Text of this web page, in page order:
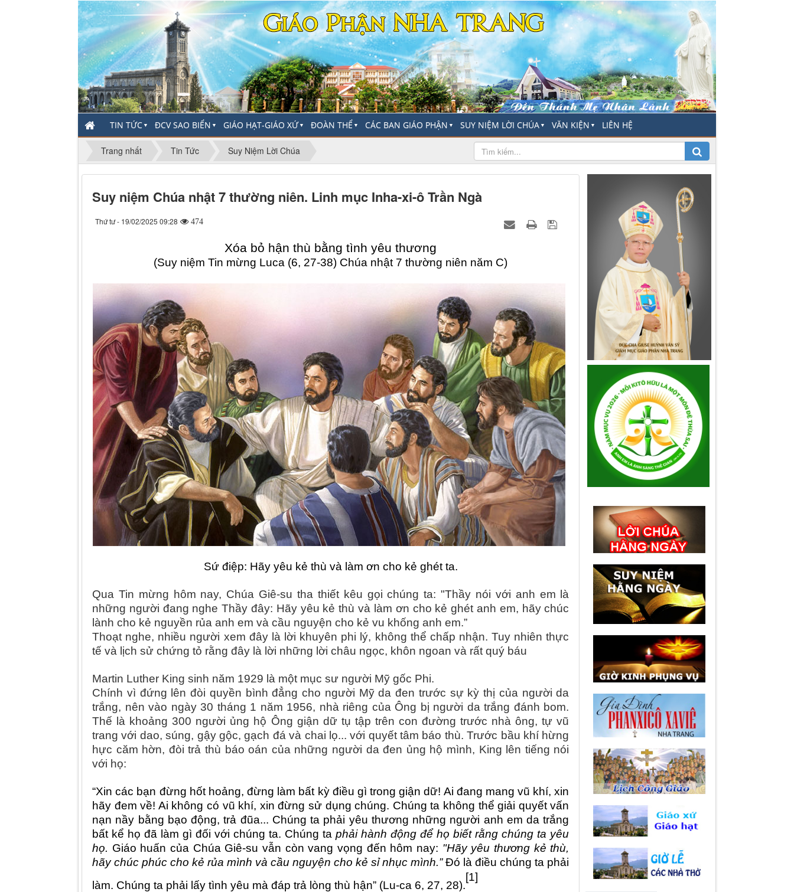
TIN TỨC ▼ ĐCV SAO BIỂN ▼ GIÁO HẠT-GIÁO XỨ▼ ĐOÀN THỂ ▼ CÁC BAN GIÁO PHẬN ▼ SUY NIỆM LỜI CHÚA ▼ VĂN KIỆN ▼ LIÊN HỆ
Trang nhất Tin Tức Suy Niệm Lời Chúa
Suy niệm Chúa nhật 7 thường niên. Linh mục Inha-xi-ô Trần Ngà
Thứ tư - 19/02/2025 09:28 474
Xóa bỏ hận thù bằng tình yêu thương
(Suy niệm Tin mừng Luca (6, 27-38) Chúa nhật 7 thường niên năm C)
Sứ điệp: Hãy yêu kẻ thù và làm ơn cho kẻ ghét ta.
Qua Tin mừng hôm nay, Chúa Giê-su tha thiết kêu gọi chúng ta:"Thầy nói với anh em là
những người đang nghe Thầy đây: Hãy yêu kẻ thù và làm ơn cho kẻ ghét anh em, hãy chúc
lành cho kẻ nguyền rủa anh em và cầu nguyện cho kẻ vu khống anh em.”
Thoạt nghe, nhiều người xem đây là lời khuyên phi lý, không thể chấp nhận. Tuy nhiên thực
tế và lịch sử chứng tỏ rằng đây là lời những lời châu ngọc, khôn ngoan và rất quý báu
Martin Luther King sinh năm 1929 là một mục sư người Mỹ gốc Phi.
Chính vì đứng lên đòi quyền bình đẳng cho người Mỹ da đen trước sự kỳ thị của người da
trắng, nên vào ngày 30 tháng 1 năm 1956, nhà riêng của Ông bị người da trắng đánh bom.
Thế là khoảng 300 người ủng hộ Ông giận dữ tụ tập trên con đường trước nhà ông, tự vũ
trang với dao, súng, gậy gộc, gạch đá và chai lọ... với quyết tâm báo thù. Trước bầu khí hừng
hực căm hờn, đòi trả thù báo oán của những người da đen ủng hộ mình, King lên tiếng nói
với họ:
“Xin các bạn đừng hốt hoảng, đừng làm bất kỳ điều gì trong giận dữ! Ai đang mang vũ khí, xin
hãy đem về! Ai không có vũ khí, xin đừng sử dụng chúng. Chúng ta không thể giải quyết vấn
nạn nầy bằng bạo động, trả đũa... Chúng ta phải yêu thương những người anh em da trắng
bất kể họ đã làm gì đối với chúng ta. Chúng taphải hành động để họ biết rằng chúng ta yêu
họ. Giáo huấn của Chúa Giê-su vẫn còn vang vọng đến hôm nay: "Hãy yêu thương kẻ thù,
hãy chúc phúc cho kẻ rủa mình và cầu nguyện cho kẻ sỉ nhục mình.”Đó là điều chúng ta phải
làm. Chúng ta phải lấy tình yêu mà đáp trả lòng thù hận” (Lu-ca 6, 27, 28).
[1]